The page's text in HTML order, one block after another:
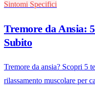
Sintomi Specifici
Tremore da Ansia:
Subito
Tremore da ansia? Scopri 5
rilassamento muscolare per